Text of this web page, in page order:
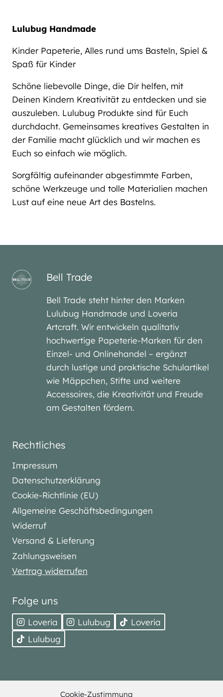
Cookie-Zustimmung
Lulubug Handmade
Kinder Papeterie, Alles rund ums Basteln, Spiel &
Spaß für Kinder
Schöne liebevolle Dinge, die Dir helfen, mit
Deinen Kindern Kreativität zu entdecken und sie
auszuleben. Lulubug Produkte sind für Euch
durchdacht. Gemeinsames kreatives Gestalten in
der Familie macht glücklich und wir machen es
Euch so einfach wie möglich.
Sorgfältig aufeinander abgestimmte Farben,
schöne Werkzeuge und tolle Materialien machen
Lust auf eine neue Art des Bastelns.
Bell Trade
Bell Trade steht hinter den Marken
Lulubug Handmade und Loveria
Artcraft. Wir entwickeln qualitativ
hochwertige Papeterie-Marken für den
Einzel- und Onlinehandel – ergänzt
durch lustige und praktische Schulartikel
wie Mäppchen, Stifte und weitere
Accessoires, die Kreativität und Freude
am Gestalten fördern.
Rechtliches
Impressum
Datenschutzerklärung
Cookie-Richtlinie (EU)
Allgemeine Geschäftsbedingungen
Widerruf
Versand & Lieferung
Zahlungsweisen
Vertrag widerrufen
Folge uns
Loveria Lulubug
Loveria
Lulubug